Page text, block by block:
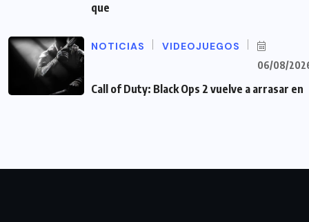
que
NOTICIAS VIDEOJUEGOS
06/08/
Call of Duty: Black Ops 2 vuelve a arrasar en